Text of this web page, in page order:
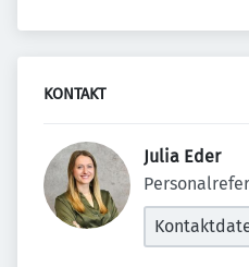
KONTAKT
Julia Eder